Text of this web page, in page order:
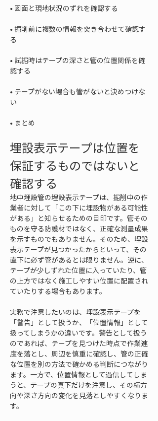
•
• 掘削前に複数の情報を突き合わせて確認す
• 試掘時はテープの深さと管の位置関係を確
• テープがない場合も管がないと決めつけな
• まとめ
埋設表示テープは位置を
保証するものではないと
確認する
地中埋設管の埋設表示テープは、掘削中の作
業者に対して「この下に埋設物がある可能性
がある」と知らせるための目印です。管その
ものを守る防護材ではなく、正確な測量成果
を示すものでもありません。そのため、埋設
表示テープが見つかったからといって、その
直下に必ず管があるとは限りません。逆に、
テープが少しずれた位置に入っていたり、管
の上方ではなく施工しやすい位置に配置され
ていたりする場合もあります。
実務で注意したいのは、埋設表示テープを
「警告」として扱うか、「位置情報」として
扱ってしまうかの違いです。警告として扱う
のであれば、テープを見つけた時点で作業速
度を落とし、周辺を慎重に確認し、管の正確
な位置を別の方法で確かめる判断につながり
ます。一方で、位置情報として過信してしま
うと、テープの真下だけを注意し、その横方
向や深さ方向の変化を見落としやすくなりま
す。